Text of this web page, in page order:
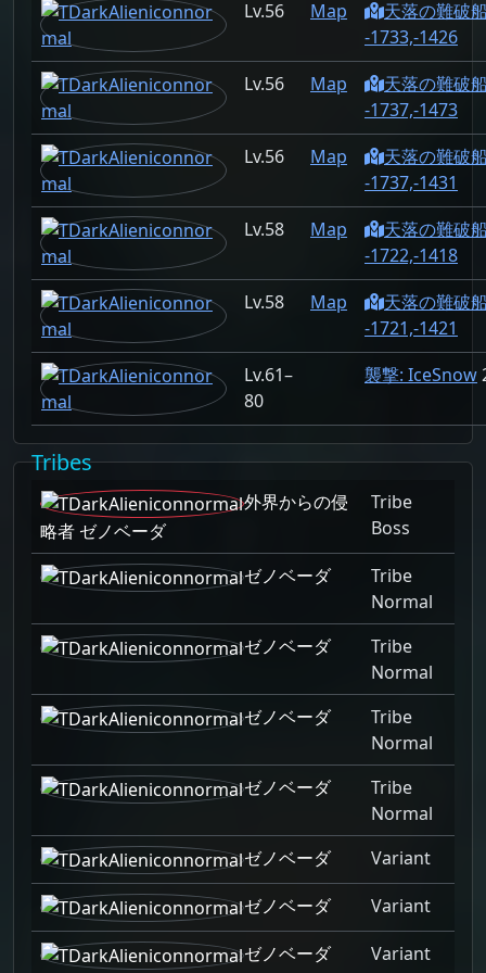
56 Map
天落の難破
-1733,-1426
56
Map
天落の難破
-1737,-1473
56
Map
天落の難破
-1737,-1431
58
Map
天落の難破
-1722,-1418
58
Map
天落の難破
-1721,-1421
61–
80
襲撃: IceSnow
Tribes
外界からの侵
略者 ゼノベーダ
Tribe
Boss
ゼノベーダ
Tribe
Normal
ゼノベーダ
Tribe
Normal
ゼノベーダ
Tribe
Normal
ゼノベーダ
Tribe
Normal
ゼノベーダ
Variant
ゼノベーダ
Variant
ゼノベーダ
Variant